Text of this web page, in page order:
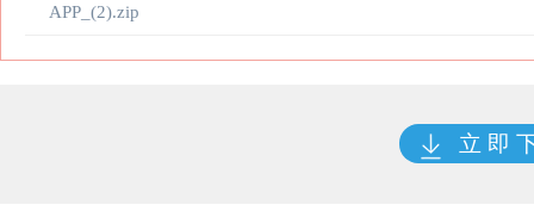
APP_(2).zip
立 即